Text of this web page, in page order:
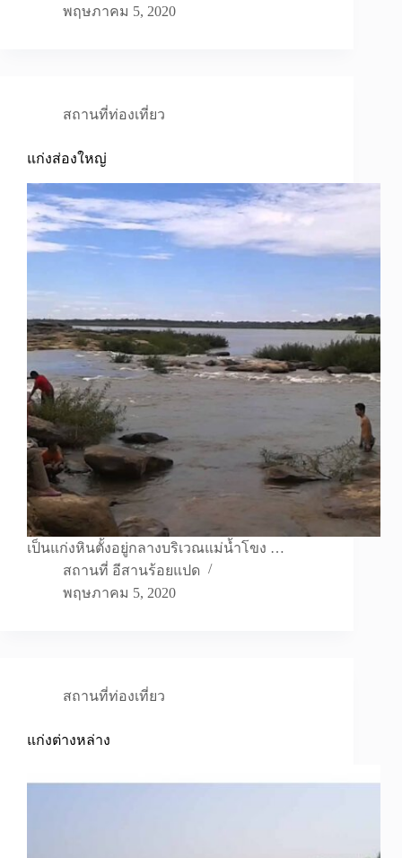
พฤษภาคม 5, 2020
สถานที่ท่องเที่ยว
แก่งส่องใหญ่
เป็นแก่งหินตั้งอยู่กลางบริเวณแม่น้ำโขง …
สถานที่ อีสานร้อยแปด
พฤษภาคม 5, 2020
สถานที่ท่องเที่ยว
แก่งต่างหล่าง